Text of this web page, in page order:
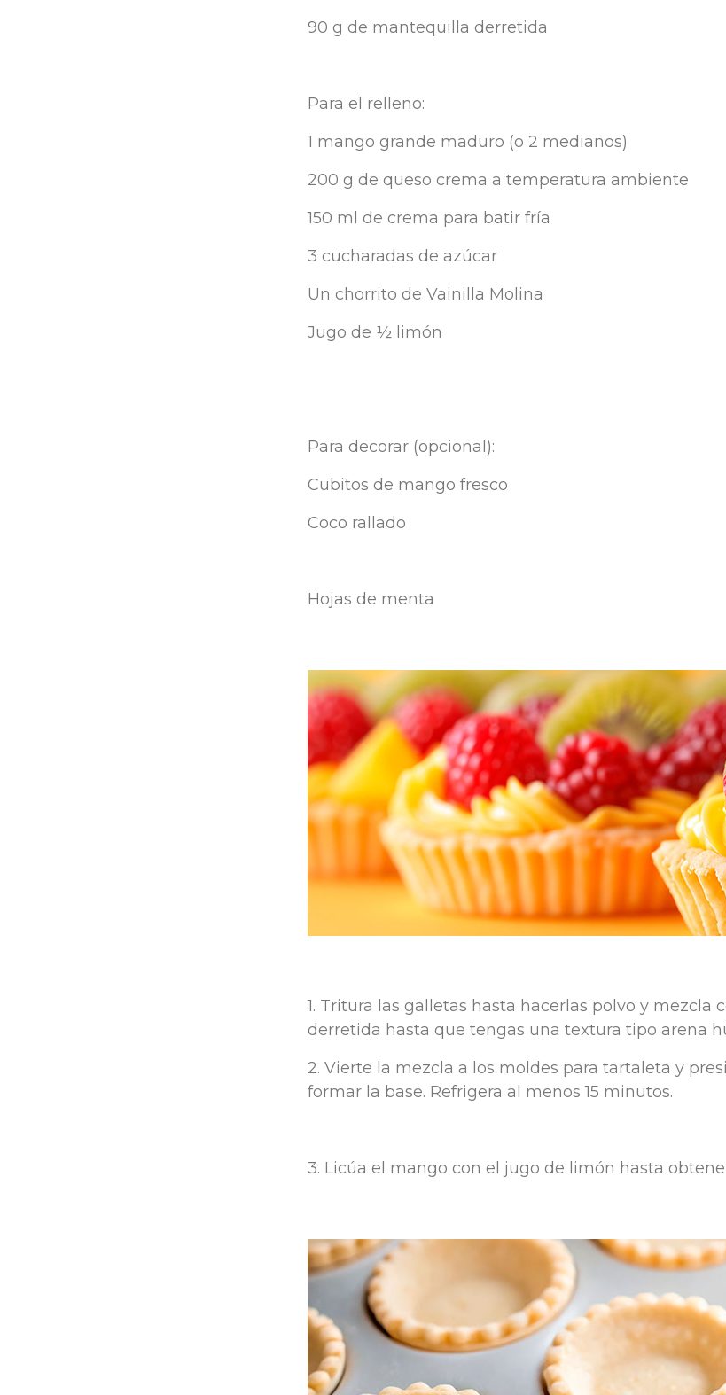
90 g de mantequilla derretida
Para el relleno:
1 mango grande maduro (o 2 medianos)
200 g de queso crema a temperatura ambiente
150 ml de crema para batir fría
3 cucharadas de azúcar
Un chorrito de Vainilla Molina
Jugo de ½ limón
Para decorar (opcional):
Cubitos de mango fresco
Coco rallado
Hojas de menta
1. Tritura las galletas hasta hacerlas polvo y mezcla
derretida hasta que tengas una textura tipo arena
2. Vierte la mezcla a los moldes para tartaleta y
formar la base. Refrigera al menos 15 minutos.
3. Licúa el mango con el jugo de limón hasta